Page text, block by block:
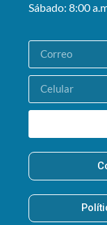
Sábado: 8:00